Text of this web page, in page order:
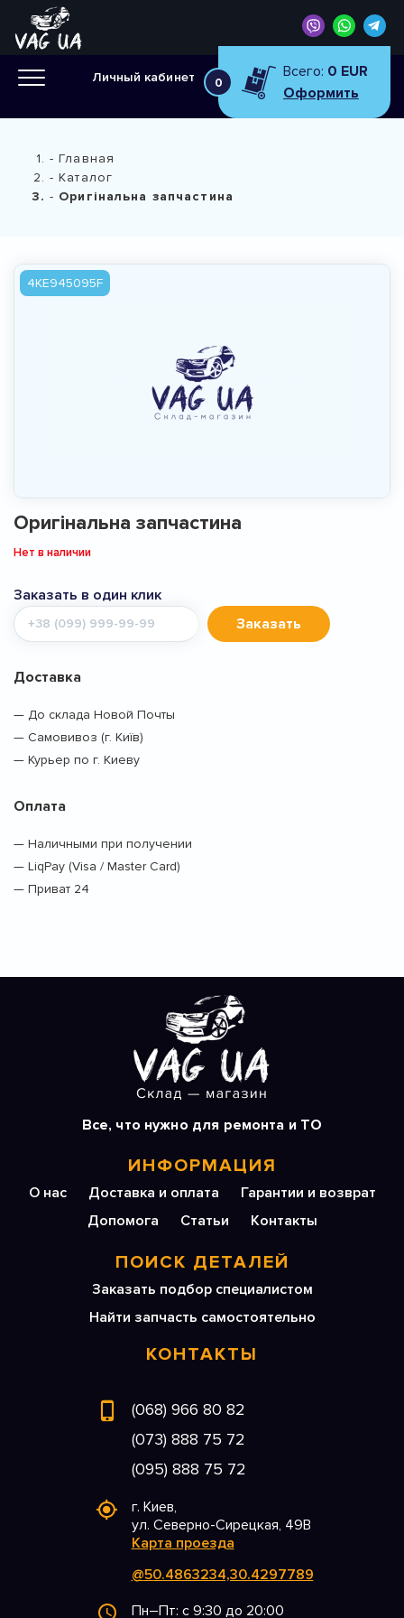
Личный кабинет 0
Всего: 0 EUR
Оформить
Главная
Каталог
Оригінальна запчастина
4KE945095F
Оригінальна запчастина
Нет в наличии
Заказать в один клик
Мобильный
телефон
Заказать
Доставка
— До склада Новой Почты
— Самовивоз (г. Київ)
— Курьер по г. Киеву
Оплата
— Наличными при получении
— LiqPay (Visa / Master Card)
— Приват 24
Все, что нужно для ремонта и ТО
ИНФОРМАЦИЯ
О нас Доставка и оплата
Гарантии и возврат
Допомога
Статьи Контакты
ПОИСК ДЕТАЛЕЙ
Заказать подбор специалистом
Найти запчасть самостоятельно
КОНТАКТЫ
(068) 966 80 82
(073) 888 75 72
(095) 888 75 72
г. Киев,
ул. Северно-Сирецкая, 49В
Карта проезда
@50.4863234,30.4297789
Пн–Пт: с 9:30 до 20:00